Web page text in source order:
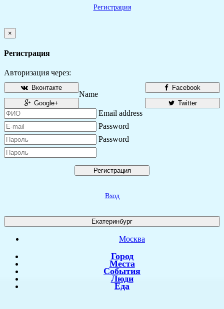
Регистрация
×
Регистрация
Авторизация через:
Facebook
Вконтакте
Twitter
Google+
Name
Email address
Password
Password
Регистрация
Вход
Екатеринбург
Москва
Город
Места
События
Люди
Еда